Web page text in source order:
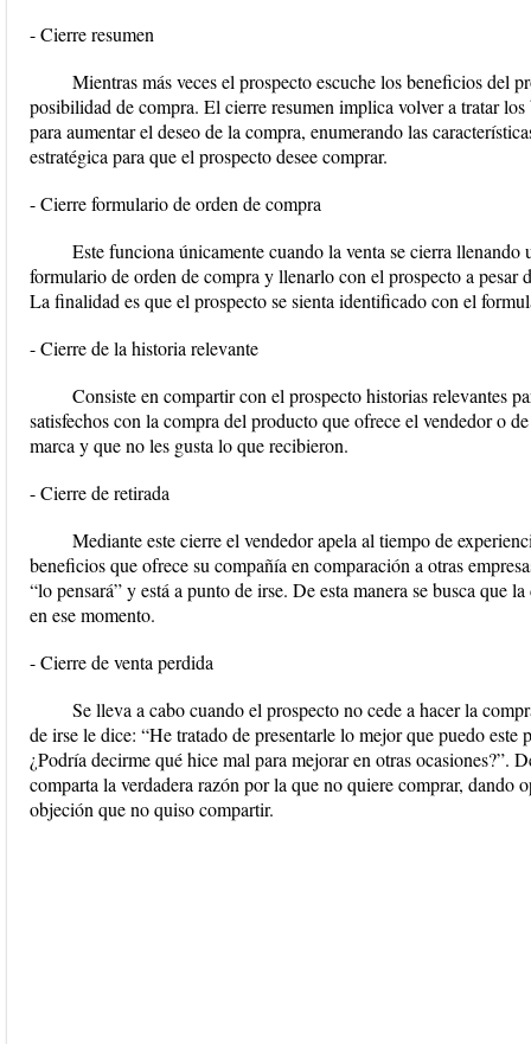
- Cierre resumen
Mientras más veces el prospecto escuche los beneficios del
posibilidad de compra. El cierre resumen implica volver a tratar
para aumentar el deseo de la compra, enumerando las
estratégica para que el prospecto desee comprar.
- Cierre formulario de orden de compra
Este funciona únicamente cuando la venta se cierra
formulario de orden de compra y llenarlo con el prospecto a pesar
La finalidad es que el prospecto se sienta identificado con el
- Cierre de la historia relevante
Consiste en compartir con el prospecto historias relevantes
satisfechos con la compra del producto que ofrece el vendedor o
marca y que no les gusta lo que recibieron.
- Cierre de retirada
Mediante este cierre el vendedor apela al tiempo de
beneficios que ofrece su compañía en comparación a otras
“lo pensará” y está a punto de irse. De esta manera se busca que
en ese momento.
- Cierre de venta perdida
Se lleva a cabo cuando el prospecto no cede a hacer la
de irse le dice: “He tratado de presentarle lo mejor que puedo
¿Podría decirme qué hice mal para mejorar en otras ocasiones?”.
comparta la verdadera razón por la que no quiere comprar, dando
objeción que no quiso compartir.